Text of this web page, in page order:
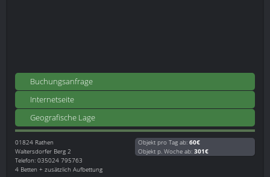
Buchungsanfrage
Internetseite
Geografische Lage
01824 Rathen
Waltersdorfer Berg 2
Telefon: 035024 795763
4 Betten + zusätzlich Aufbettung
Objekt pro Tag ab: 60€
Objekt p. Woche ab: 301€